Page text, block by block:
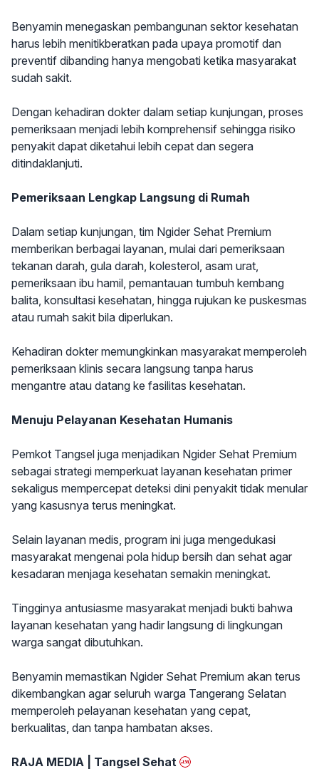
Benyamin menegaskan pembangunan sektor kesehatan
harus lebih menitikberatkan pada upaya promotif dan
preventif dibanding hanya mengobati ketika masyarakat
sudah sakit.
Dengan kehadiran dokter dalam setiap kunjungan, proses
pemeriksaan menjadi lebih komprehensif sehingga risiko
penyakit dapat diketahui lebih cepat dan segera
ditindaklanjuti.
Pemeriksaan Lengkap Langsung di Rumah
Dalam setiap kunjungan, tim Ngider Sehat Premium
memberikan berbagai layanan, mulai dari pemeriksaan
tekanan darah, gula darah, kolesterol, asam urat,
pemeriksaan ibu hamil, pemantauan tumbuh kembang
balita, konsultasi kesehatan, hingga rujukan ke puskesmas
atau rumah sakit bila diperlukan.
Kehadiran dokter memungkinkan masyarakat memperoleh
pemeriksaan klinis secara langsung tanpa harus
mengantre atau datang ke fasilitas kesehatan.
Menuju Pelayanan Kesehatan Humanis
Pemkot Tangsel juga menjadikan Ngider Sehat Premium
sebagai strategi memperkuat layanan kesehatan primer
sekaligus mempercepat deteksi dini penyakit tidak menular
yang kasusnya terus meningkat.
Selain layanan medis, program ini juga mengedukasi
masyarakat mengenai pola hidup bersih dan sehat agar
kesadaran menjaga kesehatan semakin meningkat.
Tingginya antusiasme masyarakat menjadi bukti bahwa
layanan kesehatan yang hadir langsung di lingkungan
warga sangat dibutuhkan.
Benyamin memastikan Ngider Sehat Premium akan terus
dikembangkan agar seluruh warga Tangerang Selatan
memperoleh pelayanan kesehatan yang cepat,
berkualitas, dan tanpa hambatan akses.
RAJA MEDIA | Tangsel Sehat